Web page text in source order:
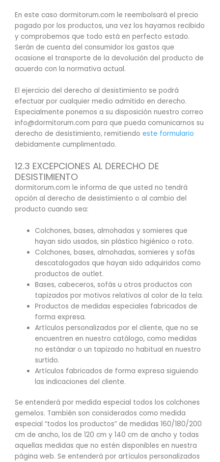
En este caso dormitorum.com le reembolsará el precio
pagado por los productos, una vez los hayamos recibido
y comprobemos que todo está en perfecto estado.
Serán de cuenta del consumidor los gastos que
ocasione el transporte de la devolución del producto de
acuerdo con la normativa actual.
El ejercicio del derecho al desistimiento se podrá
efectuar por cualquier medio admitido en derecho.
Especialmente ponemos a su disposición nuestro correo
info@dormitorum.com para que pueda comunicarnos su
derecho de desistimiento, remitiendo este formulario
debidamente cumplimentado.
12.3 EXCEPCIONES AL DERECHO DE
DESISTIMIENTO
dormitorum.com le informa de que usted no tendrá
opción al derecho de desistimiento o al cambio del
producto cuando sea:
Colchones, bases, almohadas y somieres que
hayan sido usados, sin plástico higiénico o roto.
Colchones, bases, almohadas, somieres y sofás
descatalogados que hayan sido adquiridos como
productos de outlet.
Bases, cabeceros, sofás u otros productos con
tapizados por motivos relativos al color de la tela.
Productos de medidas especiales fabricados de
forma expresa.
Artículos personalizados por el cliente, que no se
encuentren en nuestro catálogo, como medidas
no estándar o un tapizado no habitual en nuestro
surtido.
Artículos fabricados de forma expresa siguiendo
las indicaciones del cliente.
Se entenderá por medida especial todos los colchones
gemelos. También son considerados como medida
especial “todos los productos” de medidas 160/180/200
cm de ancho, los de 120 cm y 140 cm de ancho y todas
aquellas medidas que no estén disponibles en nuestra
página web. Se entenderá por artículos personalizados